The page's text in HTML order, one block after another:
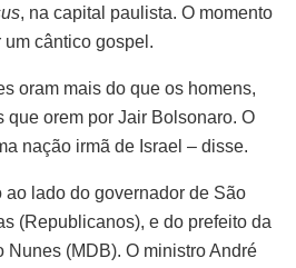
, na capital paulista. O momento
cântico gospel.
oram mais do que os homens,
que orem por Jair Bolsonaro. O
nação irmã de Israel – disse.
ao lado do governador de São
(Republicanos), e do prefeito da
(MDB). O ministro André